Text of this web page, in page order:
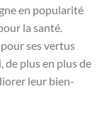
en popularité
la santé.
ses vertus
plus en plus de
leur bien-